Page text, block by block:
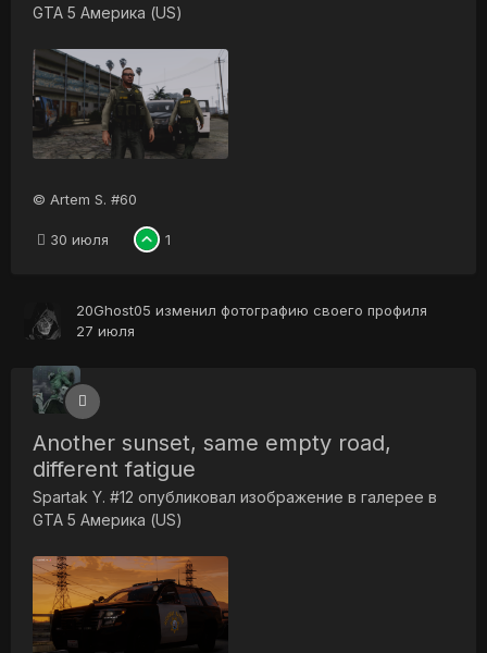
GTA 5 Америка (US)
© Artem S. #60
30 июля 1
20Ghost05 изменил фотографию своего профиля
27 июля
Another sunset, same empty road,
different fatigue
Spartak Y. #12 опубликовал изображение в галерее в
GTA 5 Америка (US)